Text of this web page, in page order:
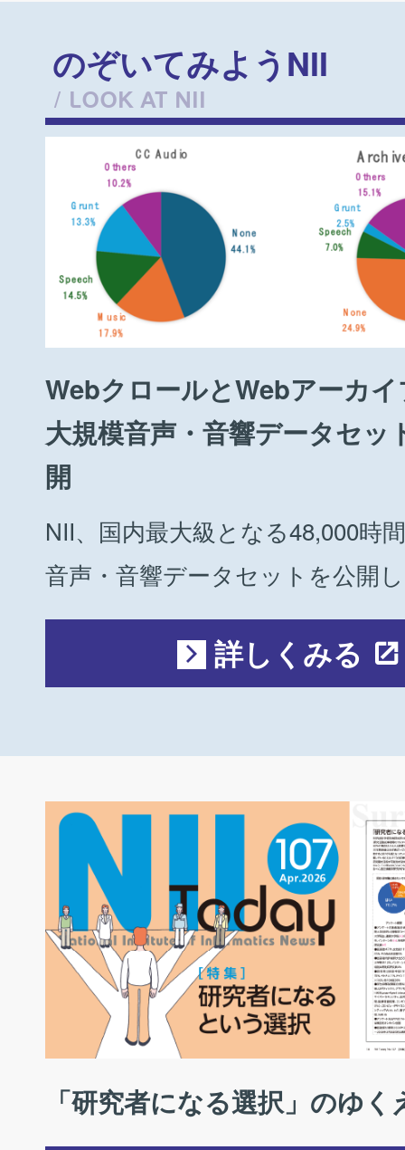
のぞいてみようNII
/ LOOK AT NII
WebクロールとWebアーカ
大規模音声・音響データセッ
開
NII、国内最大級となる48,000時
音声・音響データセットを公開
詳しくみる
「研究者になる選択」のゆく